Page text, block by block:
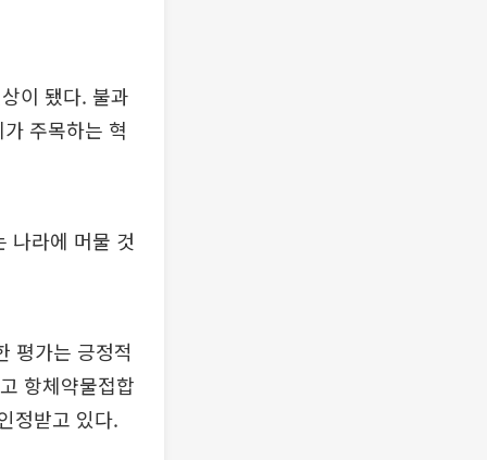
이 됐다. 불과
주목하는 혁
나라에 머물 것
평가는 긍정적
항체약물접합
정받고 있다.